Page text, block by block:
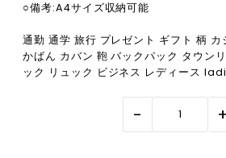
○備考:A4サイズ収納可能
通勤 通学 旅行 プレゼント ギフト 柄
かばん カバン 鞄 バックパック タウン
ック リュック ビジネス レディース
- +